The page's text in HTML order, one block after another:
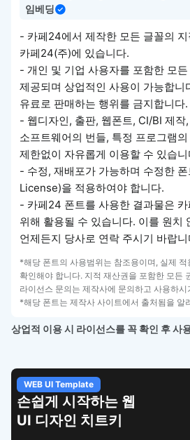
임베딩
- 카페24에서 제작한 모든 글꼴의
카페24(주)에 있습니다.
- 개인 및 기업 사용자를 포함한 모
제공되며 상업적인 사용이 가능합니
유료로 판매하는 행위를 금지합니다.
- 웹디자인, 출판, 웹폰트, CI/BI 제작
소프트웨어의 번들, 특정 프로그램
제한없이 자유롭게 이용할 수 있습니
- 수정, 재배포가 가능하며 수정한
License)을 적용하여야 합니다.
- 카페24 폰트를 사용한 결과물은
위해 활용될 수 있습니다. 이를 원치
언제든지 당사로 연락 주시기 바랍니
*해당 폰트의 사용범위는 참조용이며, 실제
확인해야 합니다. 지적 재산권을 포함한 모든
라이선스 문의는 제작사에 문의하고 사용하시
*해당 폰트는 제작사 사이트에서 출처됨을 알
상업적 이용 시 라이선스를 꼭 확인 후 사
WEB UI Template
손쉽게 시작하는 웹
UI 디자인 치트키